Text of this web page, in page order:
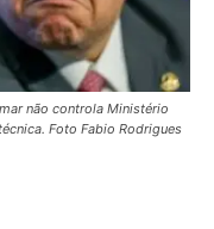
não controla Ministério
Foto Fabio Rodrigues